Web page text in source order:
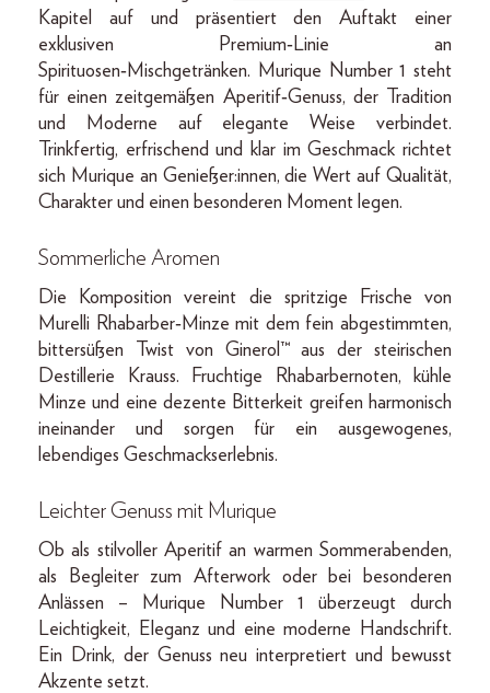
Kapitel auf und präsentiert den Auftakt einer
exklusiven Premium‑Linie an
Spirituosen‑Mischgetränken. Murique Number 1 steht
für einen zeitgemäßen Aperitif‑Genuss, der Tradition
und Moderne auf elegante Weise verbindet.
Trinkfertig, erfrischend und klar im Geschmack richtet
sich Murique an Genießer:innen, die Wert auf Qualität,
Charakter und einen besonderen Moment legen.
Sommerliche Aromen
Die Komposition vereint die spritzige Frische von
Murelli Rhabarber‑Minze mit dem fein abgestimmten,
bittersüßen Twist von Ginerol™ aus der steirischen
Destillerie Krauss. Fruchtige Rhabarbernoten, kühle
Minze und eine dezente Bitterkeit greifen harmonisch
ineinander und sorgen für ein ausgewogenes,
lebendiges Geschmackserlebnis.
Leichter Genuss mit Murique
Ob als stilvoller Aperitif an warmen Sommerabenden,
als Begleiter zum Afterwork oder bei besonderen
Anlässen – Murique Number 1 überzeugt durch
Leichtigkeit, Eleganz und eine moderne Handschrift.
Ein Drink, der Genuss neu interpretiert und bewusst
Akzente setzt.